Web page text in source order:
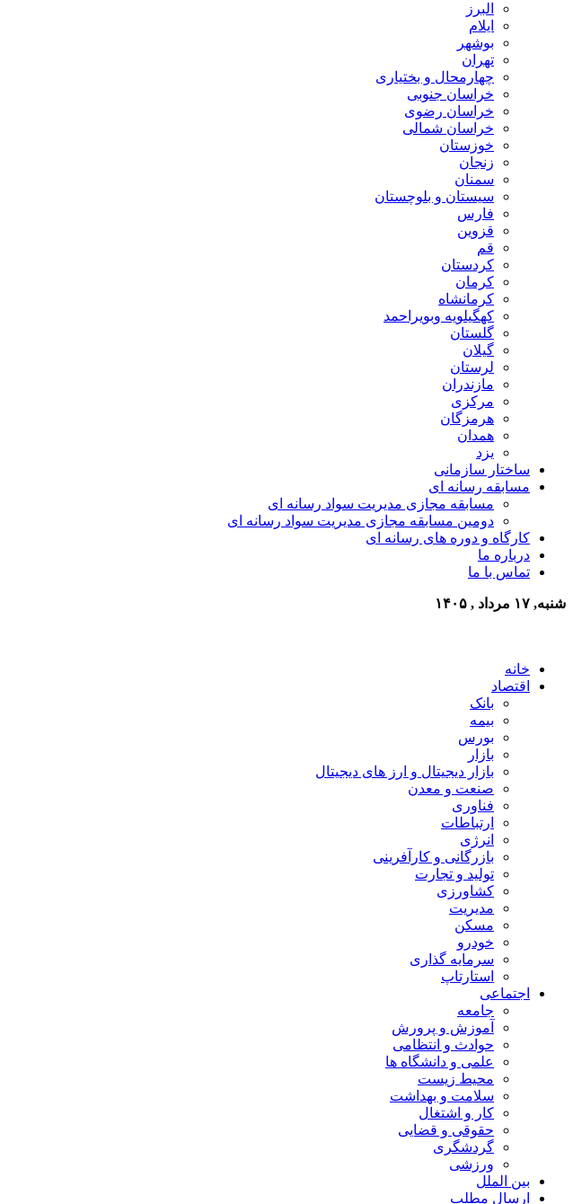
البرز
ایلام
بوشهر
تهران
چهارمحال و بختیاری
خراسان جنوبی
خراسان رضوی
خراسان شمالی
خوزستان
زنجان
سمنان
سیستان و بلوچستان
فارس
قزوین
قم
کردستان
کرمان
کرمانشاه
کهگیلویه وبویراحمد
گلستان
گیلان
لرستان
مازندران
مرکزی
هرمزگان
همدان
یزد
ساختار سازمانی
مسابقه رسانه ای
مسابقه مجازی مدیریت سواد رسانه ای
دومین مسابقه مجازی مدیریت سواد رسانه ای
کارگاه و دوره های رسانه ای
درباره ما
تماس با ما
شنبه, ۱۷ مرداد , ۱۴۰۵
خانه
اقتصاد
بانک
بیمه
بورس
بازار
بازار دیجیتال و ارز های دیجیتال
صنعت و معدن
فناوری
ارتباطات
انرژی
بازرگانی و کارآفرینی
تولید و تجارت
کشاورزی
مدیریت
مسکن
خودرو
سرمایه گذاری
استارتاپ
اجتماعی
جامعه
آموزش و پرورش
حوادث و انتظامی
علمی و دانشگاه ها
محیط زیست
سلامت و بهداشت
کار و اشتغال
حقوقی و قضایی
گردشگری
ورزشی
بین الملل
ارسال مطلب